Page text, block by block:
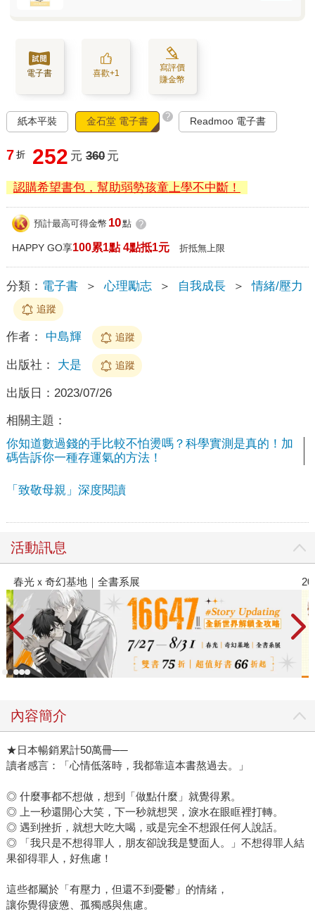
電子書 喜歡+1
寫評價
賺金幣
紙本平裝 金石堂 電子書 ? Readmoo 電子書
7 折 252 元 360 元
認購希望書包，幫助弱勢孩童上學不中斷！
預計最高可得金幣 10點 ?
HAPPY GO享100累1點 4點抵1元 折抵無上限
分類： 電子書 ＞ 心理勵志 ＞ 自我成長 ＞ 情緒/壓力
追蹤
作者： 中島輝 追蹤
出版社： 大是 追蹤
出版日： 2023/07/26
相關主題：
你知道數過錢的手比較不怕燙嗎？科學實測是真的！加
碼告訴你一種存運氣的方法！
「致敬母親」深度閱讀
活動訊息
春光ｘ奇幻基地｜全書系展
內容簡介
★日本暢銷累計50萬冊──
讀者感言：「心情低落時，我都靠這本書熬過去。」
◎ 什麼事都不想做，想到「做點什麼」就覺得累。
◎ 上一秒還開心大笑，下一秒就想哭，淚水在眼眶裡打轉。
◎ 遇到挫折，就想大吃大喝，或是完全不想跟任何人說話。
◎ 「我只是不想得罪人，朋友卻說我是雙面人。」不想得罪人結
果卻得罪人，好焦慮！
這些都屬於「有壓力，但還不到憂鬱」的情緒，
讓你覺得疲憊、孤獨感與焦慮。